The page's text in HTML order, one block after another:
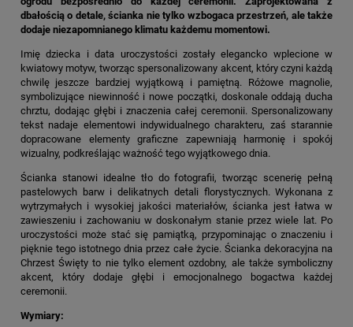
dbałością o detale, ścianka nie tylko wzbogaca przestrzeń, ale także
dodaje niezapomnianego klimatu każdemu momentowi.
Imię dziecka i data uroczystości zostały elegancko wplecione w
kwiatowy motyw, tworząc spersonalizowany akcent, który czyni każdą
chwilę jeszcze bardziej wyjątkową i pamiętną. Różowe magnolie,
symbolizujące niewinność i nowe początki, doskonale oddają ducha
chrztu, dodając głębi i znaczenia całej ceremonii. Spersonalizowany
tekst nadaje elementowi indywidualnego charakteru, zaś starannie
dopracowane elementy graficzne zapewniają harmonię i spokój
wizualny, podkreślając ważność tego wyjątkowego dnia.
Ścianka stanowi idealne tło do fotografii, tworząc scenerię pełną
pastelowych barw i delikatnych detali florystycznych. Wykonana z
wytrzymałych i wysokiej jakości materiałów, ścianka jest łatwa w
zawieszeniu i zachowaniu w doskonałym stanie przez wiele lat. Po
uroczystości może stać się pamiątką, przypominając o znaczeniu i
pięknie tego istotnego dnia przez całe życie. Ścianka dekoracyjna na
Chrzest Święty to nie tylko element ozdobny, ale także symboliczny
akcent, który dodaje głębi i emocjonalnego bogactwa każdej
ceremonii.
Wymiary: